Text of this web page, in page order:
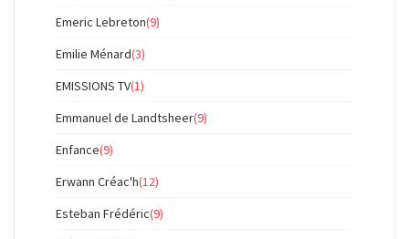
Emeric Lebreton(9)
Emilie Ménard(3)
EMISSIONS TV(1)
Emmanuel de Landtsheer(9)
Enfance(9)
Erwann Créac'h(12)
Esteban Frédéric(9)